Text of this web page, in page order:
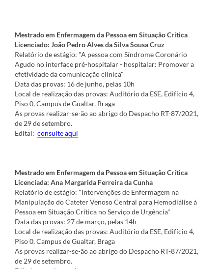
Mestrado em Enfermagem da Pessoa em Situação Crítica
Licenciado: João Pedro Alves da Silva Sousa Cruz
Relatório de estágio: "A pessoa com Síndrome Coronário
Agudo no interface pré-hospitalar - hospitalar: Promover a
efetividade da comunicação clínica"
Data das provas: 16 de junho, pelas 10h
Local de realização das provas: Auditório da ESE, Edifício 4,
Piso 0, Campus de Gualtar, Braga
As provas realizar-se-ão ao abrigo do Despacho RT-87/2021,
de 29 de setembro.
Edital: consulte aqui
Mestrado em Enfermagem da Pessoa em Situação Crítica
Licenciada: Ana Margarida Ferreira da Cunha
Relatório de estágio: "Intervenções de Enfermagem na
Manipulação do Cateter Venoso Central para Hemodiálise à
Pessoa em Situação Crítica no Serviço de Urgência"
Data das provas: 27 de março, pelas 14h
Local de realização das provas: Auditório da ESE, Edifício 4,
Piso 0, Campus de Gualtar, Braga
As provas realizar-se-ão ao abrigo do Despacho RT-87/2021,
de 29 de setembro.